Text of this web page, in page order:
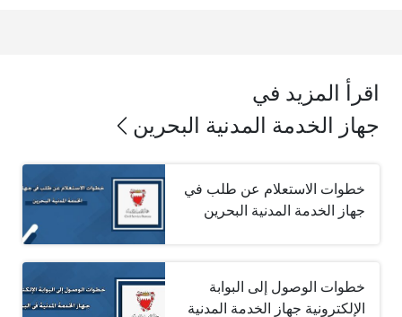
اقرأ المزيد في
جهاز الخدمة المدنية البحرين
خطوات الاستعلام عن طلب في
جهاز الخدمة المدنية البحرين
خطوات الوصول إلى البوابة
الإلكترونية جهاز الخدمة المدنية